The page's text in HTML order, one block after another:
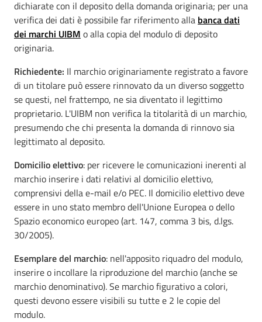
dichiarate con il deposito della domanda originaria; per una
verifica dei dati è possibile far riferimento alla banca dati
dei marchi UIBM o alla copia del modulo di deposito
originaria.
Richiedente: Il marchio originariamente registrato a favore
di un titolare può essere rinnovato da un diverso soggetto
se questi, nel frattempo, ne sia diventato il legittimo
proprietario. L'UIBM non verifica la titolarità di un marchio,
presumendo che chi presenta la domanda di rinnovo sia
legittimato al deposito.
Domicilio elettivo: per ricevere le comunicazioni inerenti al
marchio inserire i dati relativi al domicilio elettivo,
comprensivi della e-mail e/o PEC. Il domicilio elettivo deve
essere in uno stato membro dell'Unione Europea o dello
Spazio economico europeo (art. 147, comma 3 bis, d.lgs.
30/2005).
Esemplare del marchio: nell'apposito riquadro del modulo,
inserire o incollare la riproduzione del marchio (anche se
marchio denominativo). Se marchio figurativo a colori,
questi devono essere visibili su tutte e 2 le copie del
modulo.